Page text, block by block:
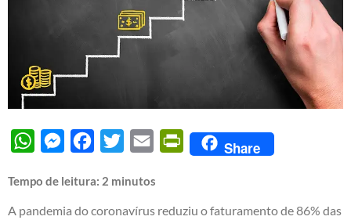
WhatsAppMessengerFacebook
Twitter Email PrintFriendly
Share
Tempo de leitura: 2 minutos
A pandemia do coronavírus reduziu o faturamento de 86% das